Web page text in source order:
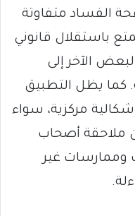
الفساد متفاوتة
باستقلال قانوني
الآخر إلى
كما يظل التطبيق
مركزية، سواء
ملاحقة أصحاب
وممارسات غير